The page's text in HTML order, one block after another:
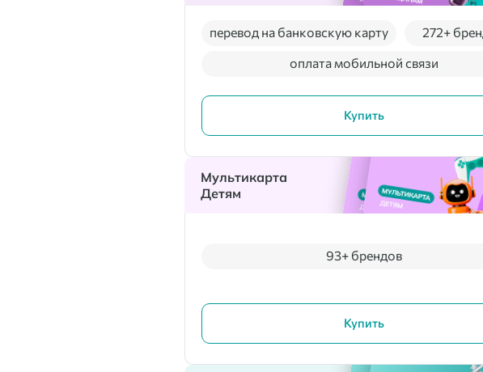
оплата мобильной связи
перевод на банковскую карту 272+
Купить
Мультикарта
Детям
93+ брендов
Купить